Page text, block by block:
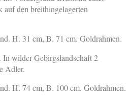
den breithingelagerten
H. 31 cm, B. 71 cm. Goldrahmen.
. In wilder Gebirgslandschaft 2
Adler.
H. 74 cm, B. 100 cm. Goldrahmen.